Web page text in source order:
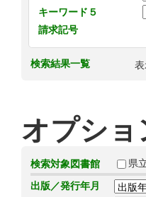
キーワード５
請求記号
検索結果一覧
オプショ
検索対象図書館 県
出版／発行年月